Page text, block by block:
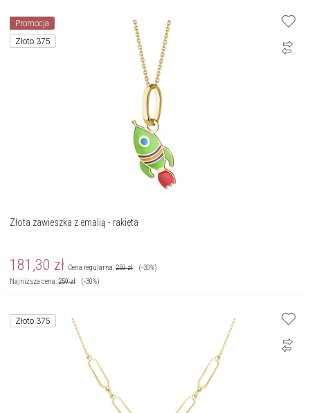
Promocja
Złoto 375
Złota zawieszka z emalią - rakieta
181,30 zł Cena regularna:259zł
(-30%)
Najniższa cena:259zł (-30%)
Złoto 375